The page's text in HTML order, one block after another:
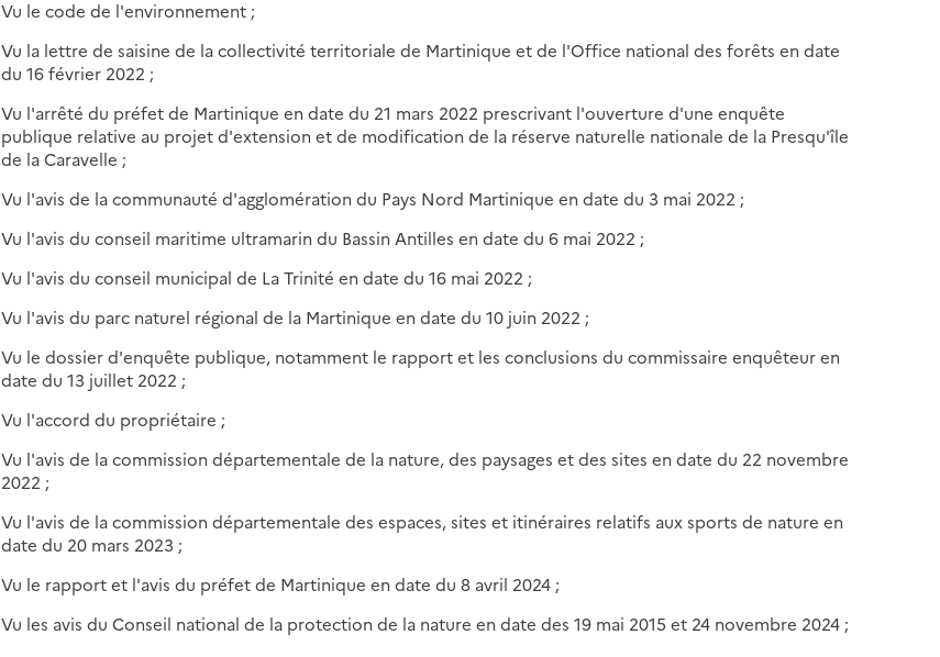
Vu le code de l'environnement ;
Vu la lettre de saisine de la collectivité territoriale de Martinique et de l'Office national des forêts en date
du 16 février 2022 ;
Vu l'arrêté du préfet de Martinique en date du 21 mars 2022 prescrivant l'ouverture d'une enquête
publique relative au projet d'extension et de modification de la réserve naturelle nationale de la Presqu'île
de la Caravelle ;
Vu l'avis de la communauté d'agglomération du Pays Nord Martinique en date du 3 mai 2022 ;
Vu l'avis du conseil maritime ultramarin du Bassin Antilles en date du 6 mai 2022 ;
Vu l'avis du conseil municipal de La Trinité en date du 16 mai 2022 ;
Vu l'avis du parc naturel régional de la Martinique en date du 10 juin 2022 ;
Vu le dossier d'enquête publique, notamment le rapport et les conclusions du commissaire enquêteur en
date du 13 juillet 2022 ;
Vu l'accord du propriétaire ;
Vu l'avis de la commission départementale de la nature, des paysages et des sites en date du 22 novembre
2022 ;
Vu l'avis de la commission départementale des espaces, sites et itinéraires relatifs aux sports de nature en
date du 20 mars 2023 ;
Vu le rapport et l'avis du préfet de Martinique en date du 8 avril 2024 ;
Vu les avis du Conseil national de la protection de la nature en date des 19 mai 2015 et 24 novembre 2024 ;